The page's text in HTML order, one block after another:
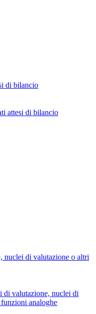
di bilancio
attesi di bilancio
nuclei di valutazione o altri
di valutazione, nuclei di
analoghe